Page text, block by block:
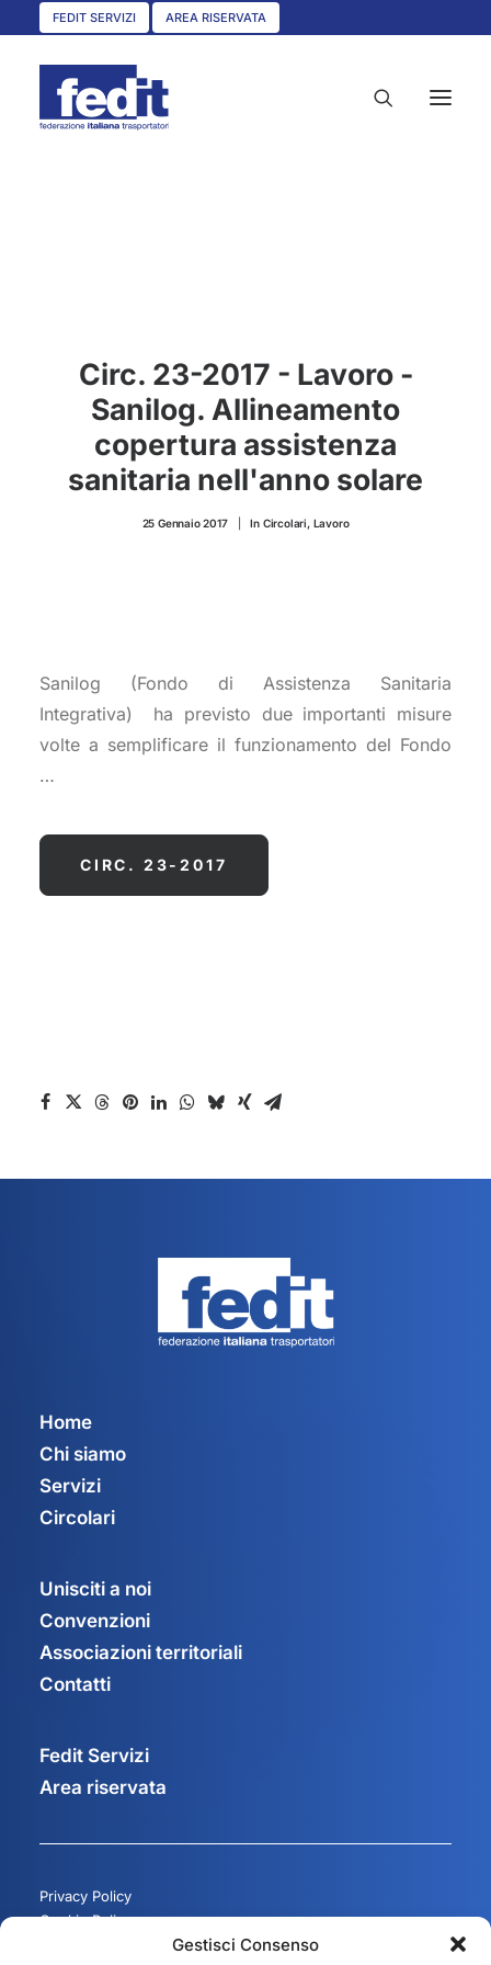
Gestisci Consenso
FEDIT SERVIZI AREA RISERVATA
UNISCITI A NOI
ASSOCIAZIONI TERRITORIALI
Circ. 23-2017 - Lavoro -
Sanilog. Allineamento
copertura assistenza
sanitaria nell'anno solare
25 Gennaio 2017 In Circolari, Lavoro
Sanilog (Fondo di Assistenza Sanitaria
Integrativa) ha previsto due importanti misure
volte a semplificare il funzionamento del Fondo
…
CIRC. 23-2017
Home
Chi siamo
Servizi
Circolari
Unisciti a noi
Convenzioni
Associazioni territoriali
Contatti
Fedit Servizi
Area riservata
Privacy Policy
Cookie Policy